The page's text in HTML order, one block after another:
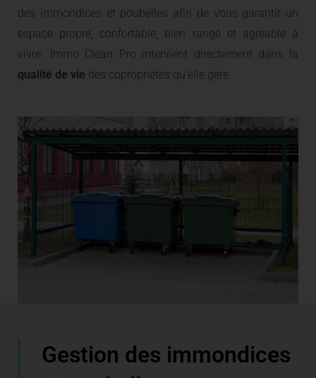
des immondices et poubelles afin de vous garantir un
espace propre, confortable, bien rangé et agréable à
vivre. Immo Clean Pro intervient directement dans la
qualité de vie des copropriétés qu’elle gère.
Gestion des immondices